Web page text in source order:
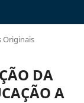
Originais
DA
A